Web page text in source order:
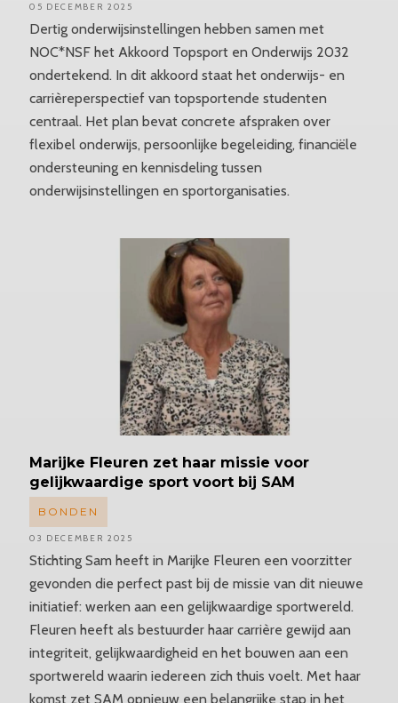
Dertig onderwijsinstellingen hebben samen met
NOC*NSF het Akkoord Topsport en Onderwijs 2032
ondertekend. In dit akkoord staat het onderwijs- en
carrièreperspectief van topsportende studenten
centraal. Het plan bevat concrete afspraken over
flexibel onderwijs, persoonlijke begeleiding, financiële
ondersteuning en kennisdeling tussen
onderwijsinstellingen en sportorganisaties.
05 DECEMBER 2025
Marijke Fleuren zet haar missie voor
gelijkwaardige sport voort bij SAM
Stichting Sam heeft in Marijke Fleuren een voorzitter
gevonden die perfect past bij de missie van dit nieuwe
initiatief: werken aan een gelijkwaardige sportwereld.
Fleuren heeft als bestuurder haar carrière gewijd aan
integriteit, gelijkwaardigheid en het bouwen aan een
sportwereld waarin iedereen zich thuis voelt. Met haar
komst zet SAM opnieuw een belangrijke stap in het
BONDEN
03 DECEMBER 2025